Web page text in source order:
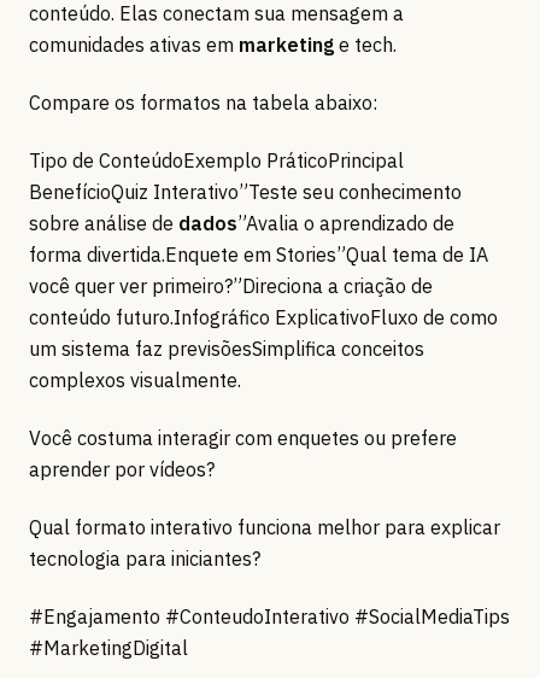
conteúdo. Elas conectam sua mensagem a
comunidades ativas em marketing e tech.
Compare os formatos na tabela abaixo:
Tipo de ConteúdoExemplo PráticoPrincipal
BenefícioQuiz Interativo”Teste seu conhecimento
sobre análise de dados”Avalia o aprendizado de
forma divertida.Enquete em Stories”Qual tema de IA
você quer ver primeiro?”Direciona a criação de
conteúdo futuro.Infográfico ExplicativoFluxo de como
um sistema faz previsõesSimplifica conceitos
complexos visualmente.
Você costuma interagir com enquetes ou prefere
aprender por vídeos?
Qual formato interativo funciona melhor para explicar
tecnologia para iniciantes?
#Engajamento #ConteudoInterativo #SocialMediaTips
#MarketingDigital